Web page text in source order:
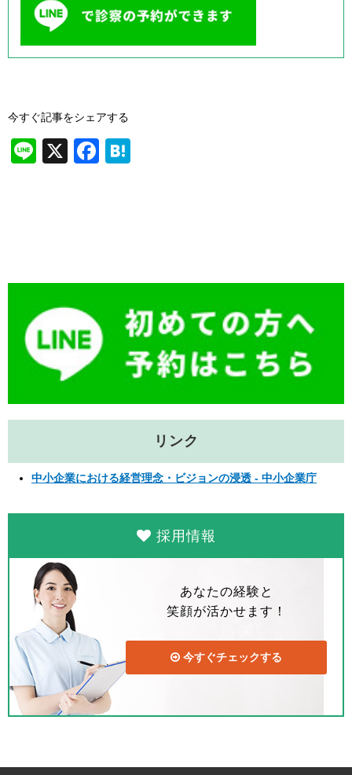
今すぐ記事をシェアする
Li X
F
o
k
リンク
中小企業における経営理念・ビジョンの浸透 - 中小企業庁
採用情報
あなたの経験と
笑顔が活かせます！
今すぐチェックする